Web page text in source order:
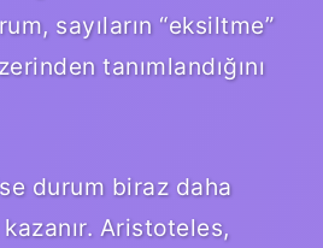
sayıların “eksiltme”
tanımlandığını
durum biraz daha
Aristoteles,